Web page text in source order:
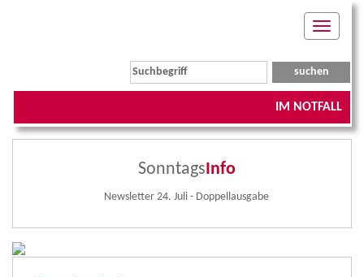
Toggle
IM NOTFALL
SonntagsInfo
Newsletter 24. Juli - Doppellausgabe